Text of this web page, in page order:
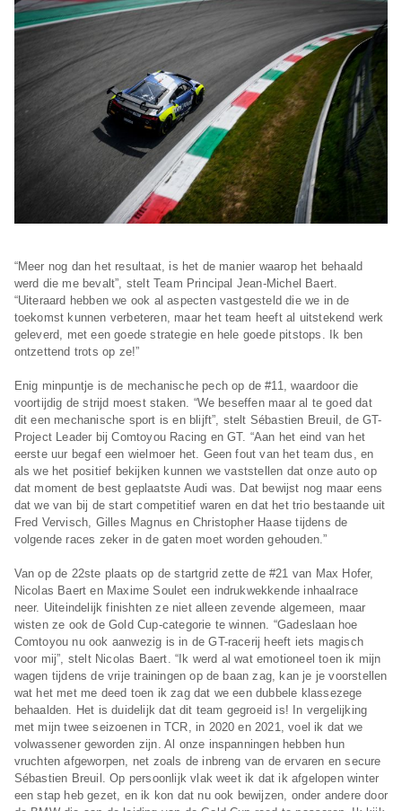
“Meer nog dan het resultaat, is het de manier waarop het behaald
werd die me bevalt”, stelt Team Principal Jean-Michel Baert.
“Uiteraard hebben we ook al aspecten vastgesteld die we in de
toekomst kunnen verbeteren, maar het team heeft al uitstekend werk
geleverd, met een goede strategie en hele goede pitstops. Ik ben
ontzettend trots op ze!”
Enig minpuntje is de mechanische pech op de #11, waardoor die
voortijdig de strijd moest staken. “We beseffen maar al te goed dat
dit een mechanische sport is en blijft”, stelt Sébastien Breuil, de GT-
Project Leader bij Comtoyou Racing en GT. “Aan het eind van het
eerste uur begaf een wielmoer het. Geen fout van het team dus, en
als we het positief bekijken kunnen we vaststellen dat onze auto op
dat moment de best geplaatste Audi was. Dat bewijst nog maar eens
dat we van bij de start competitief waren en dat het trio bestaande uit
Fred Vervisch, Gilles Magnus en Christopher Haase tijdens de
volgende races zeker in de gaten moet worden gehouden.”
Van op de 22ste plaats op de startgrid zette de #21 van Max Hofer,
Nicolas Baert en Maxime Soulet een indrukwekkende inhaalrace
neer. Uiteindelijk finishten ze niet alleen zevende algemeen, maar
wisten ze ook de Gold Cup-categorie te winnen. “Gadeslaan hoe
Comtoyou nu ook aanwezig is in de GT-racerij heeft iets magisch
voor mij”, stelt Nicolas Baert. “Ik werd al wat emotioneel toen ik mijn
wagen tijdens de vrije trainingen op de baan zag, kan je je voorstellen
wat het met me deed toen ik zag dat we een dubbele klassezege
behaalden. Het is duidelijk dat dit team gegroeid is! In vergelijking
met mijn twee seizoenen in TCR, in 2020 en 2021, voel ik dat we
volwassener geworden zijn. Al onze inspanningen hebben hun
vruchten afgeworpen, net zoals de inbreng van de ervaren en secure
Sébastien Breuil. Op persoonlijk vlak weet ik dat ik afgelopen winter
een stap heb gezet, en ik kon dat nu ook bewijzen, onder andere door